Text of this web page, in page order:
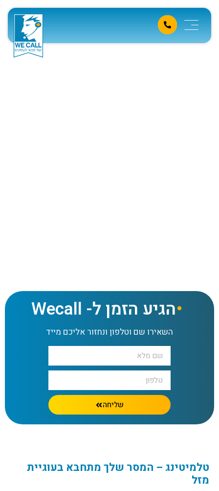
הגיע הזמן ל- Wecall
השאירו שם וטלפון ונחזור אליכם מייד
שליחה
טלמיטינג – המסר שלך מתחבא בעוגיית
מזל